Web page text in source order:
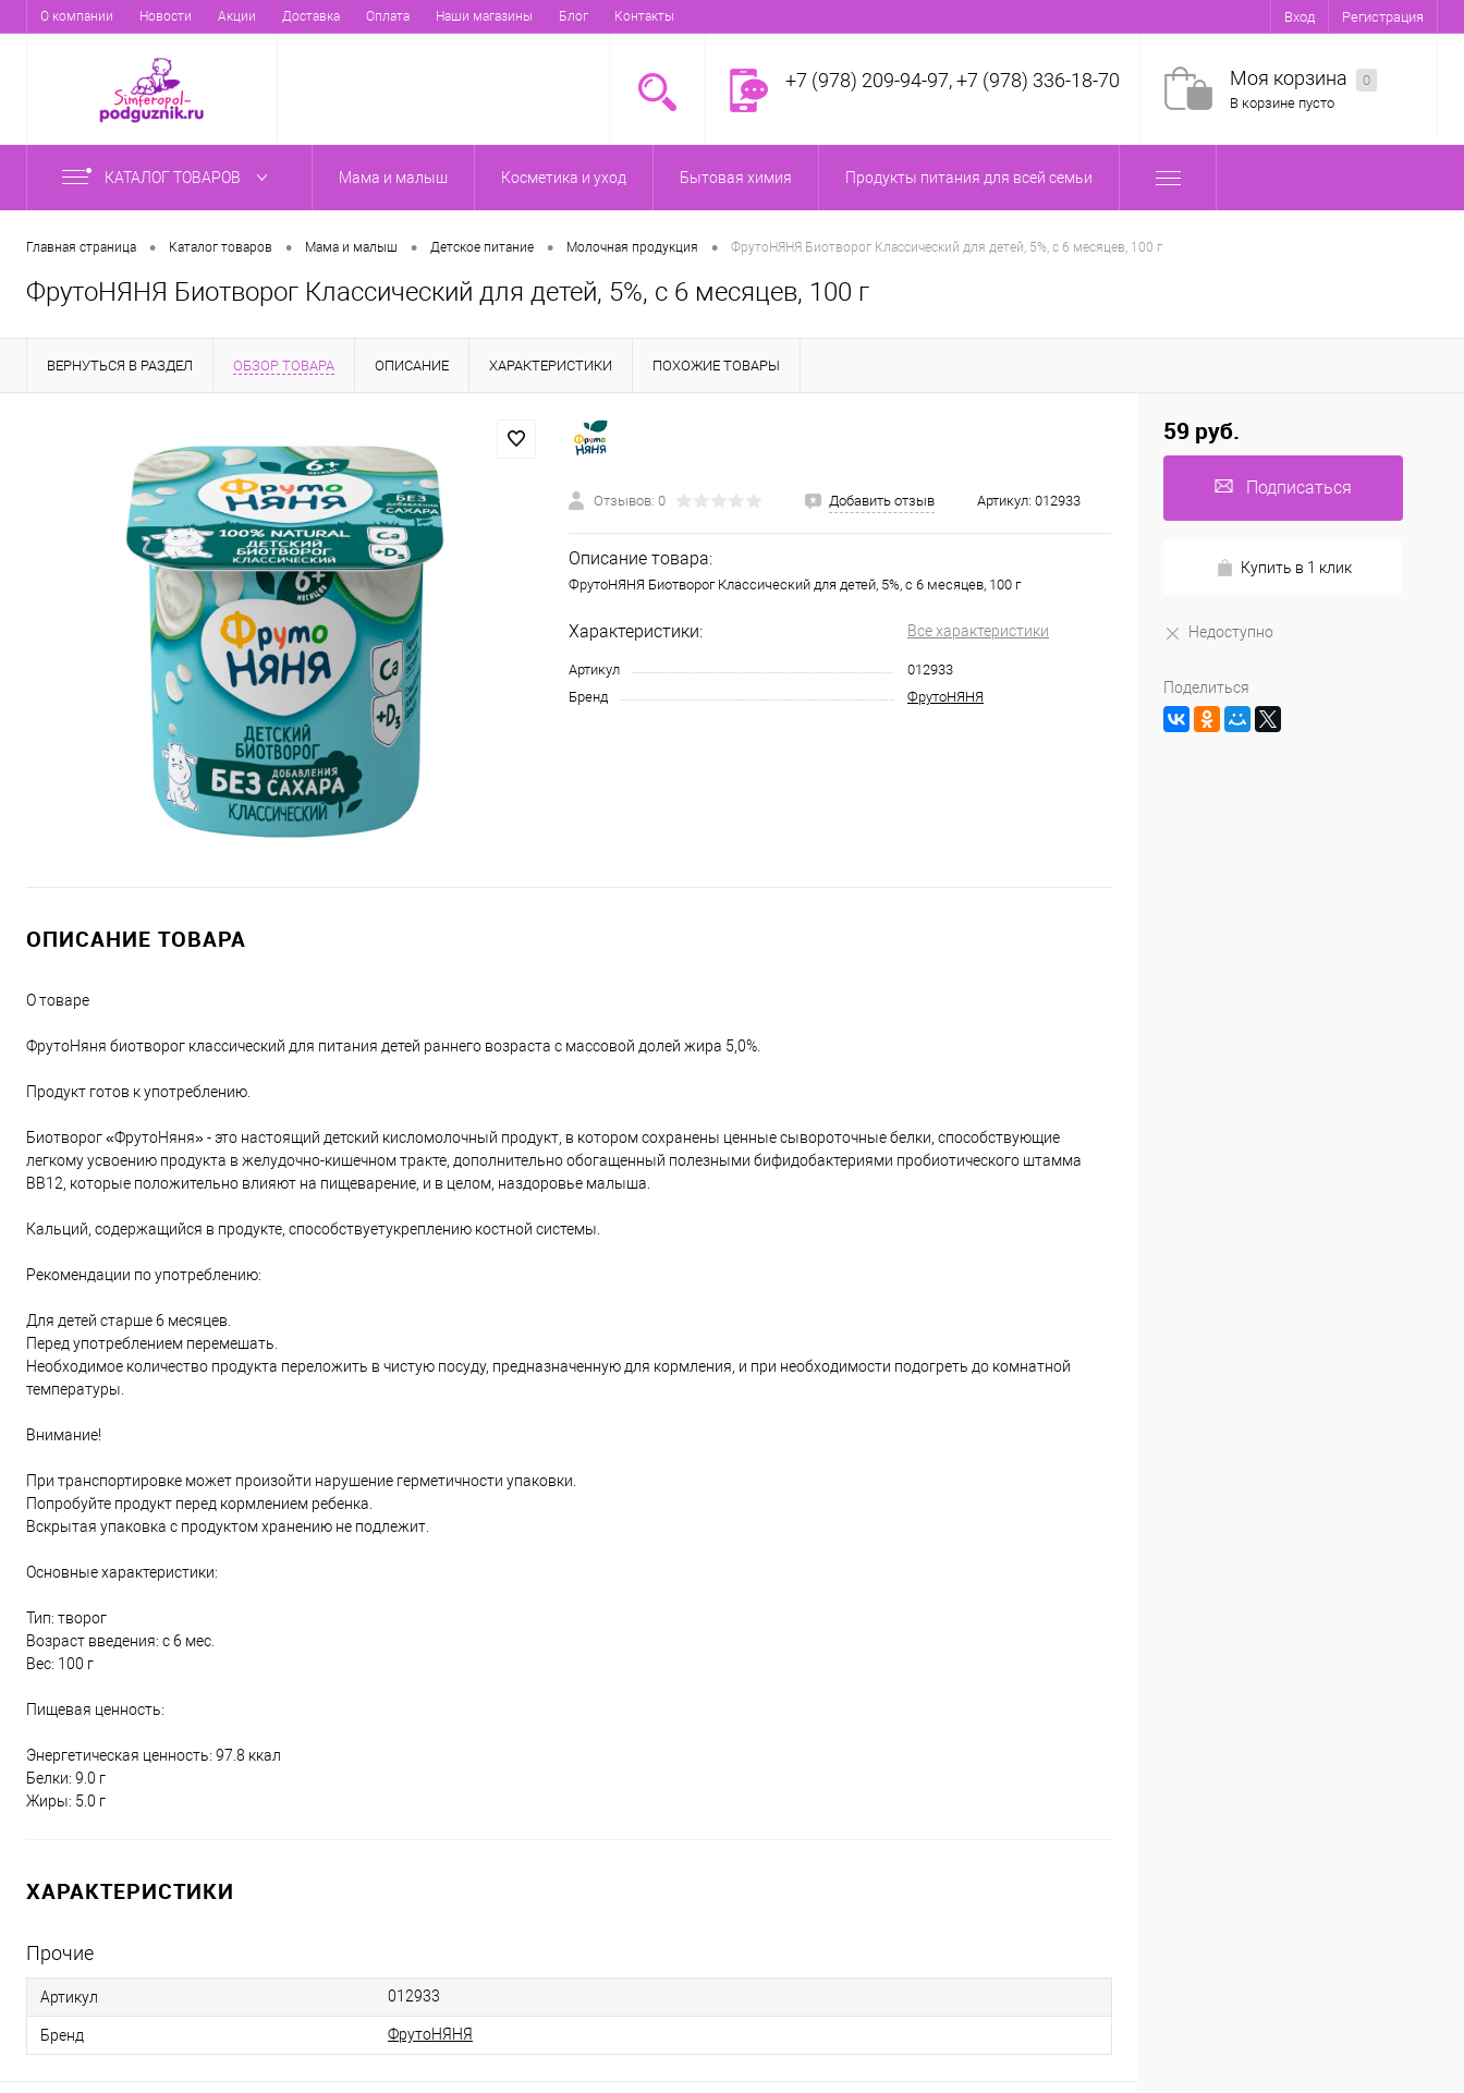
О компании Новости Акции Доставка Оплата Наши магазины Блог Контакты Вход Регистрация
+7 (978) 209-94-97, +7 (978) 336-18-70 Моя корзина
0
В корзине пусто
КАТАЛОГ ТОВАРОВ Мама и малыш Косметика и уход Бытовая химия Продукты питания для всей семьи
Главная страница • Каталог товаров • Мама и малыш • Детское питание • Молочная продукция • ФрутоНЯНЯ Биотворог Классический для детей, 5%, с 6 месяцев, 100 г
ФрутоНЯНЯ Биотворог Классический для детей, 5%, с 6 месяцев, 100 г
ВЕРНУТЬСЯ В РАЗДЕЛ ОБЗОР ТОВАРА ОПИСАНИЕ ХАРАКТЕРИСТИКИ ПОХОЖИЕ ТОВАРЫ
Отзывов: 0 Добавить отзыв Артикул: 012933
Описание товара:
ФрутоНЯНЯ Биотворог Классический для детей, 5%, с 6 месяцев, 100 г
Характеристики: Все характеристики
Артикул
012933
Бренд
ФрутоНЯНЯ
ОПИСАНИЕ ТОВАРА
О товаре
ФрутоНяня биотворог классический для питания детей раннего возраста с массовой долей жира 5,0%.
Продукт готов к употреблению.
Биотворог «ФрутоНяня» - это настоящий детский кисломолочный продукт, в котором сохранены ценные сывороточные белки, способствующие
легкому усвоению продукта в желудочно-кишечном тракте, дополнительно обогащенный полезными бифидобактериями пробиотического штамма
ВВ12, которые положительно влияют на пищеварение, и в целом, наздоровье малыша.
Кальций, содержащийся в продукте, способствуетукреплению костной системы.
Рекомендации по употреблению:
Для детей старше 6 месяцев.
Перед употреблением перемешать.
Необходимое количество продукта переложить в чистую посуду, предназначенную для кормления, и при необходимости подогреть до комнатной
температуры.
Внимание!
При транспортировке может произойти нарушение герметичности упаковки.
Попробуйте продукт перед кормлением ребенка.
Вскрытая упаковка с продуктом хранению не подлежит.
Основные характеристики:
Тип: творог
Возраст введения: с 6 мес.
Вес: 100 г
Пищевая ценность:
Энергетическая ценность: 97.8 ккал
Белки: 9.0 г
Жиры: 5.0 г
ХАРАКТЕРИСТИКИ
Прочие
Артикул 012933
Бренд ФрутоНЯНЯ
59 руб.
Подписаться
Купить в 1 клик
Недоступно
Поделиться